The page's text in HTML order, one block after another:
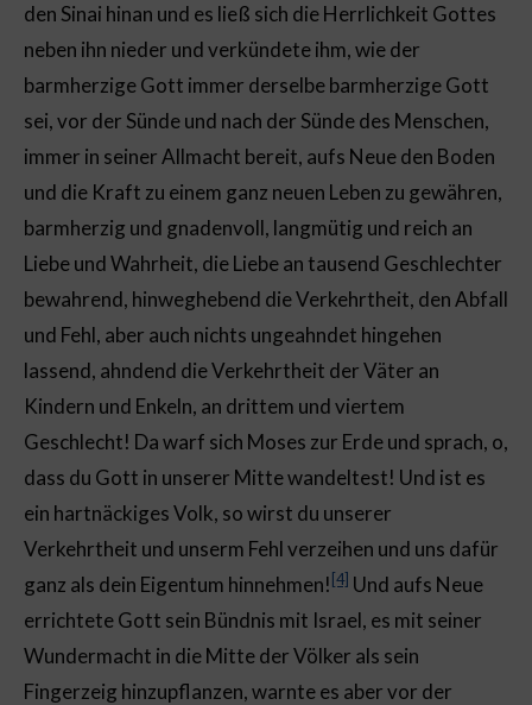
den Sinai hinan und es ließ sich die Herrlichkeit Gottes
neben ihn nieder und verkündete ihm, wie der
barmherzige Gott immer derselbe barmherzige Gott
sei, vor der Sünde und nach der Sünde des Menschen,
immer in seiner Allmacht bereit, aufs Neue den Boden
und die Kraft zu einem ganz neuen Leben zu gewähren,
barmherzig und gnadenvoll, langmütig und reich an
Liebe und Wahrheit, die Liebe an tausend Geschlechter
bewahrend, hinweghebend die Verkehrtheit, den Abfall
und Fehl, aber auch nichts ungeahndet hingehen
lassend, ahndend die Verkehrtheit der Väter an
Kindern und Enkeln, an drittem und viertem
Geschlecht! Da warf sich Moses zur Erde und sprach, o,
dass du Gott in unserer Mitte wandeltest! Und ist es
ein hartnäckiges Volk, so wirst du unserer
Verkehrtheit und unserm Fehl verzeihen und uns dafür
ganz als dein Eigentum hinnehmen! [4] Und aufs Neue
errichtete Gott sein Bündnis mit Israel, es mit seiner
Wundermacht in die Mitte der Völker als sein
Fingerzeig hinzupflanzen, warnte es aber vor der